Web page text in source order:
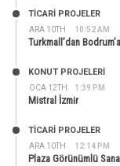
ARA 10TH 10:52 AM
TİCARİ PROJELER
Turkmall’dan
OCA 12TH 1:39 PM
KONUT PROJELERI
Mistral İzmir
ARA 10TH 12:14 PM
TİCARİ PROJELER
Plaza Görünümlü